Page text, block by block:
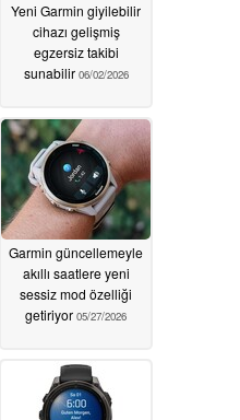
Yeni Garmin giyilebilir
cihazı gelişmiş
egzersiz takibi
sunabilir 06/02/2026
Garmin güncellemeyle
akıllı saatlere yeni
sessiz mod özelliği
getiriyor 05/27/2026